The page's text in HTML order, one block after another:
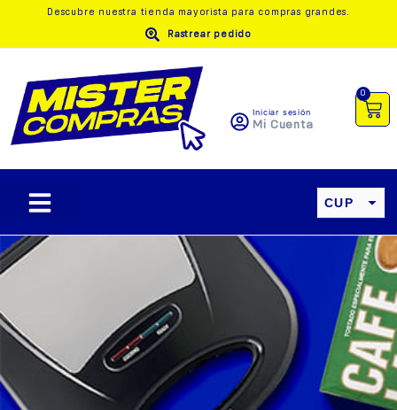
Descubre nuestra tienda mayorista para compras grandes.
Rastrear pedido
Iniciar sesión
Mi Cuenta
0
CUP
USD